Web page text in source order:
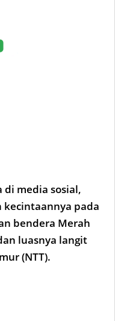
media sosial,
pada
bendera Merah
luasnya langit
(NTT).